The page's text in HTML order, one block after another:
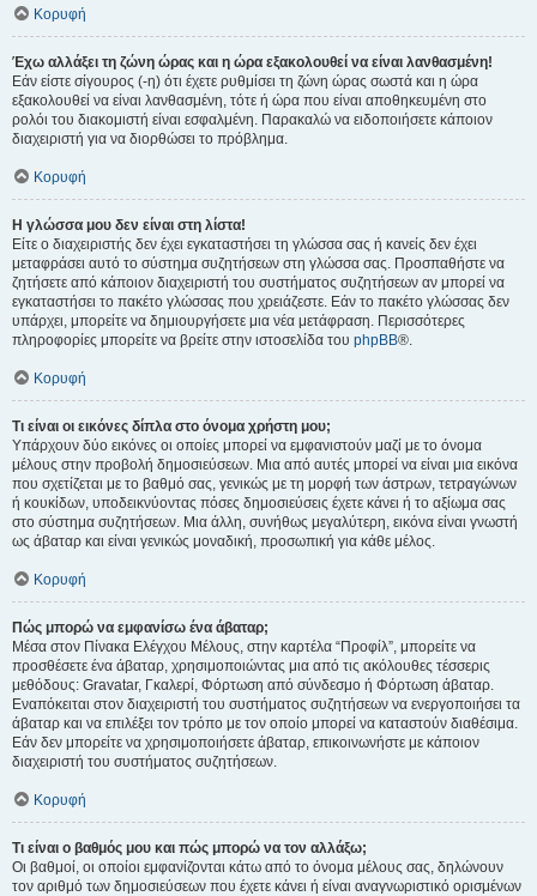
Κορυφή
Έχω αλλάξει τη ζώνη ώρας και η ώρα εξακολουθεί να είναι λανθασμένη!
Εάν είστε σίγουρος (-η) ότι έχετε ρυθμίσει τη ζώνη ώρας σωστά και η ώρα
εξακολουθεί να είναι λανθασμένη, τότε ή ώρα που είναι αποθηκευμένη στο
ρολόι του διακομιστή είναι εσφαλμένη. Παρακαλώ να ειδοποιήσετε κάποιον
διαχειριστή για να διορθώσει το πρόβλημα.
Κορυφή
Η γλώσσα μου δεν είναι στη λίστα!
Είτε ο διαχειριστής δεν έχει εγκαταστήσει τη γλώσσα σας ή κανείς δεν έχει
μεταφράσει αυτό το σύστημα συζητήσεων στη γλώσσα σας. Προσπαθήστε να
ζητήσετε από κάποιον διαχειριστή του συστήματος συζητήσεων αν μπορεί να
εγκαταστήσει το πακέτο γλώσσας που χρειάζεστε. Εάν το πακέτο γλώσσας δεν
υπάρχει, μπορείτε να δημιουργήσετε μια νέα μετάφραση. Περισσότερες
πληροφορίες μπορείτε να βρείτε στην ιστοσελίδα του phpBB®.
Κορυφή
Τι είναι οι εικόνες δίπλα στο όνομα χρήστη μου;
Υπάρχουν δύο εικόνες οι οποίες μπορεί να εμφανιστούν μαζί με το όνομα
μέλους στην προβολή δημοσιεύσεων. Μια από αυτές μπορεί να είναι μια εικόνα
που σχετίζεται με το βαθμό σας, γενικώς με τη μορφή των άστρων, τετραγώνων
ή κουκίδων, υποδεικνύοντας πόσες δημοσιεύσεις έχετε κάνει ή το αξίωμα σας
στο σύστημα συζητήσεων. Μια άλλη, συνήθως μεγαλύτερη, εικόνα είναι γνωστή
ως άβαταρ και είναι γενικώς μοναδική, προσωπική για κάθε μέλος.
Κορυφή
Πώς μπορώ να εμφανίσω ένα άβαταρ;
Μέσα στον Πίνακα Ελέγχου Μέλους, στην καρτέλα “Προφίλ”, μπορείτε να
προσθέσετε ένα άβαταρ, χρησιμοποιώντας μια από τις ακόλουθες τέσσερις
μεθόδους: Gravatar, Γκαλερί, Φόρτωση από σύνδεσμο ή Φόρτωση άβαταρ.
Εναπόκειται στον διαχειριστή του συστήματος συζητήσεων να ενεργοποιήσει τα
άβαταρ και να επιλέξει τον τρόπο με τον οποίο μπορεί να καταστούν διαθέσιμα.
Εάν δεν μπορείτε να χρησιμοποιήσετε άβαταρ, επικοινωνήστε με κάποιον
διαχειριστή του συστήματος συζητήσεων.
Κορυφή
Τι είναι ο βαθμός μου και πώς μπορώ να τον αλλάξω;
Οι βαθμοί, οι οποίοι εμφανίζονται κάτω από το όνομα μέλους σας, δηλώνουν
τον αριθμό των δημοσιεύσεων που έχετε κάνει ή είναι αναγνωριστικό ορισμένων